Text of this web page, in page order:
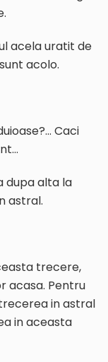
acela uratit de
acolo.
Caci
dupa alta la
astral.
trecere,
acasa. Pentru
in astral
in aceasta